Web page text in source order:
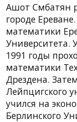
Ашот Смбатян
городе
математики
Университета.
1991 годы
математики
Дрездена.
Лейпцигского
учился на
Берлинского